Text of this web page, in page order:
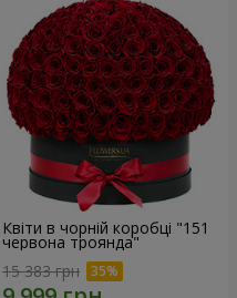
Квіти в чорній коробці "151
червона троянда"
15 383 грн